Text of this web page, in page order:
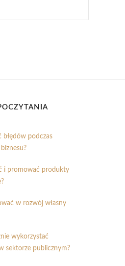
błędów podczas
i promować produkty
w rozwój własny
wykorzystać
sektorze publicznym?